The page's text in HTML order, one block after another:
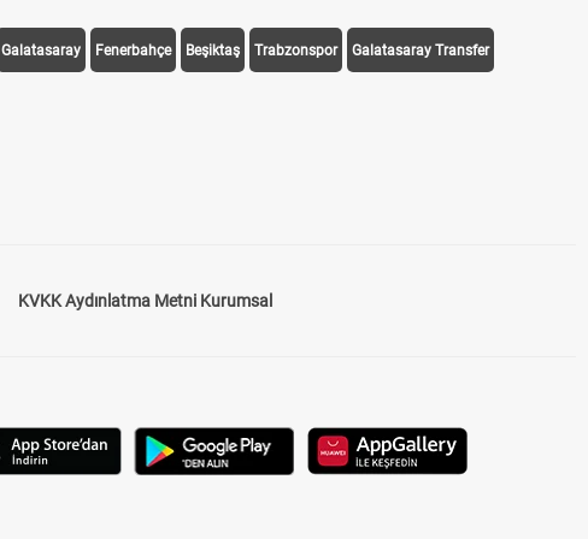
Galatasaray Fenerbahçe Beşiktaş Trabzonspor Galatasaray Transfer
KVKK Aydınlatma Metni Kurumsal